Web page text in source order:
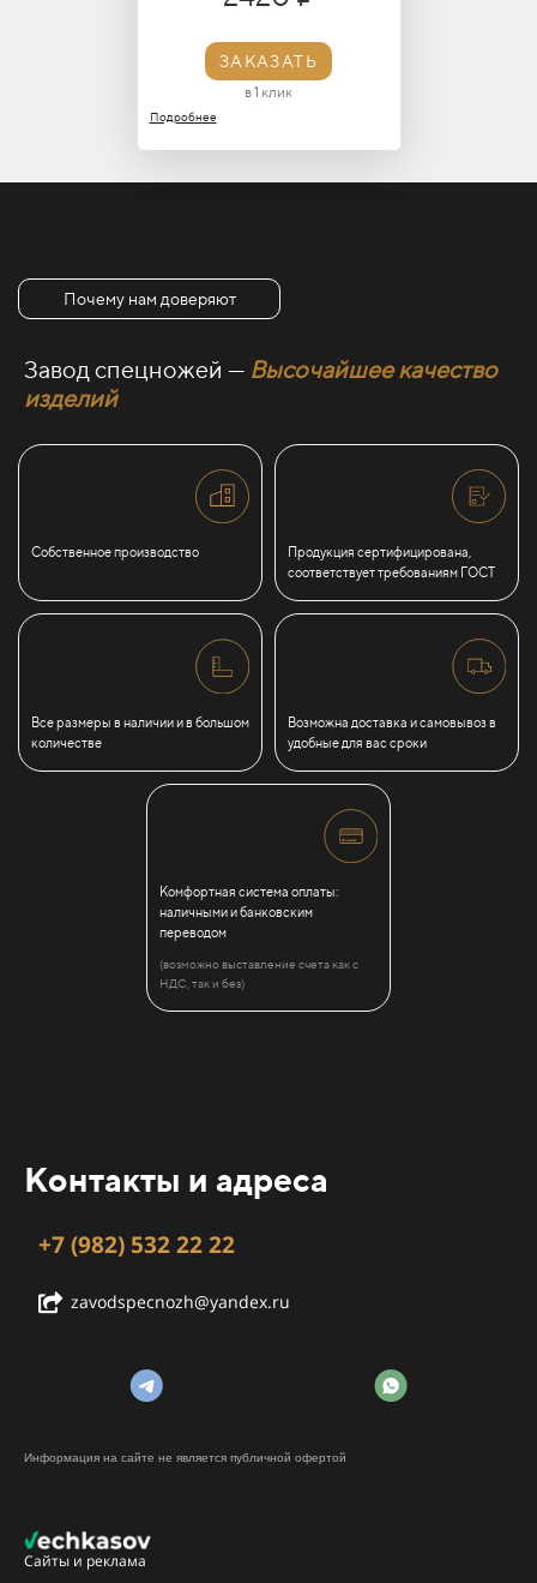
ЗАКАЗАТЬ
в 1 клик
Подробнее
Почему нам доверяют
Завод спецножей — Высочайшее качество
изделий
Собственное производство
Продукция сертифицирована,
соответствует требованиям ГОСТ
Все размеры в наличии и в большом
количестве
Возможна доставка и самовывоз в
удобные для вас сроки
Комфортная система оплаты:
наличными и банковским
переводом
(возможно выставление счета как с
НДС, так и без)
Контакты и адреса
+7 (982) 532 22 22
zavodspecnozh@yandex.ru
Информация на сайте не является публичной офертой
Сайты и реклама